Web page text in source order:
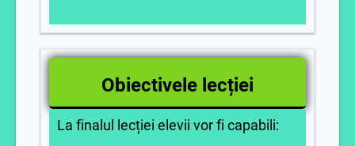
Obiectivele lecției
La finalul lecției elevii vor fi capabili: